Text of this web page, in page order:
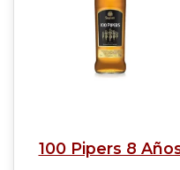
100 Pipers 8